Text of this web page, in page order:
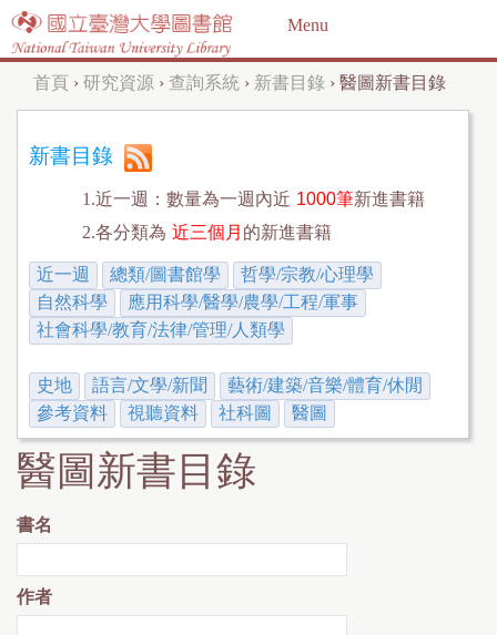
Jump to navigation
Menu
您
在
首頁 › 研究資源 › 查詢系統 › 新書目錄 › 醫圖新書目錄
新書目錄
1.近一週：數量為一週內近 1000筆新進書籍
2.各分類為 近三個月 的新進書籍
近一週 總類/圖書館學
哲學/宗教/心理學
自然科學
應用科學/醫學/農學/工程/軍事
社會科學/教育/法律/管理/人類學
史地 語言/文學/新聞
藝術/建築/音樂/體育/休閒
參考資料
視聽資料 社科圖 醫圖
醫圖新書目錄
書名
作者